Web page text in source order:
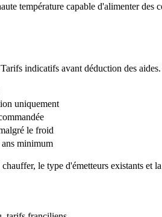
température capable d'alimenter des
indicatifs avant déduction des aides.
uniquement
le froid
minimum
le type d'émetteurs existants et